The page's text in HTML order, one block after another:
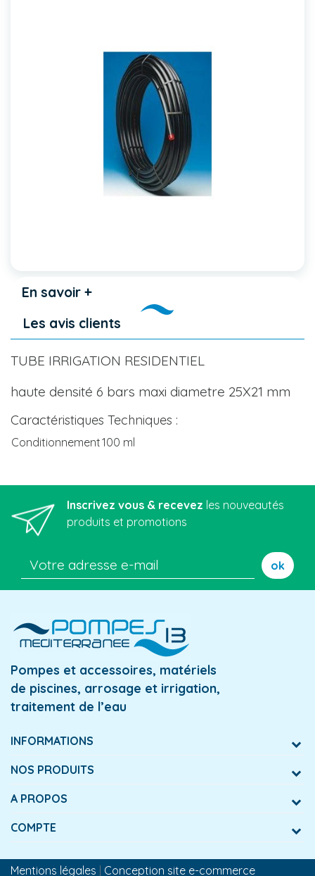
En savoir +
Les avis clients
TUBE IRRIGATION RESIDENTIEL
haute densité 6 bars maxi diametre 25X21 mm
Caractéristiques Techniques :
Conditionnement100 ml
Inscrivez vous & recevez les nouveautés
produits et promotions
ok
Pompes et accessoires, matériels
de piscines, arrosage et irrigation,
traitement de l’eau
INFORMATIONS
NOS PRODUITS
A PROPOS
COMPTE
Mentions légales Conception site e-commerce